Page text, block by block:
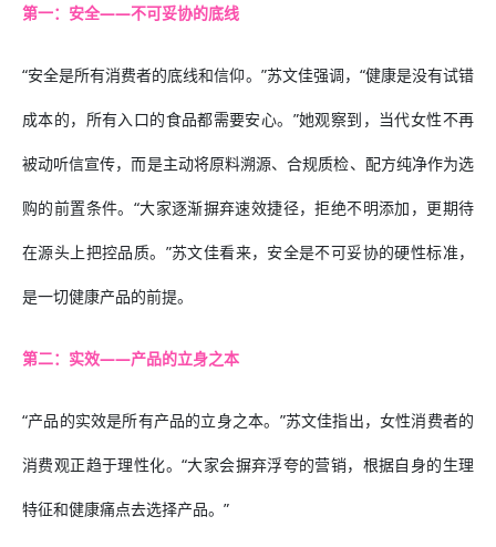
第一：安全——不可妥协的底线
“安全是所有消费者的底线和信仰。”苏文佳强调，“健康是没有试错
成本的，所有入口的食品都需要安心。”她观察到，当代女性不再
被动听信宣传，而是主动将原料溯源、合规质检、配方纯净作为选
购的前置条件。“大家逐渐摒弃速效捷径，拒绝不明添加，更期待
在源头上把控品质。”苏文佳看来，安全是不可妥协的硬性标准，
是一切健康产品的前提。
第二：实效——产品的立身之本
“产品的实效是所有产品的立身之本。”苏文佳指出，女性消费者的
消费观正趋于理性化。“大家会摒弃浮夸的营销，根据自身的生理
特征和健康痛点去选择产品。”